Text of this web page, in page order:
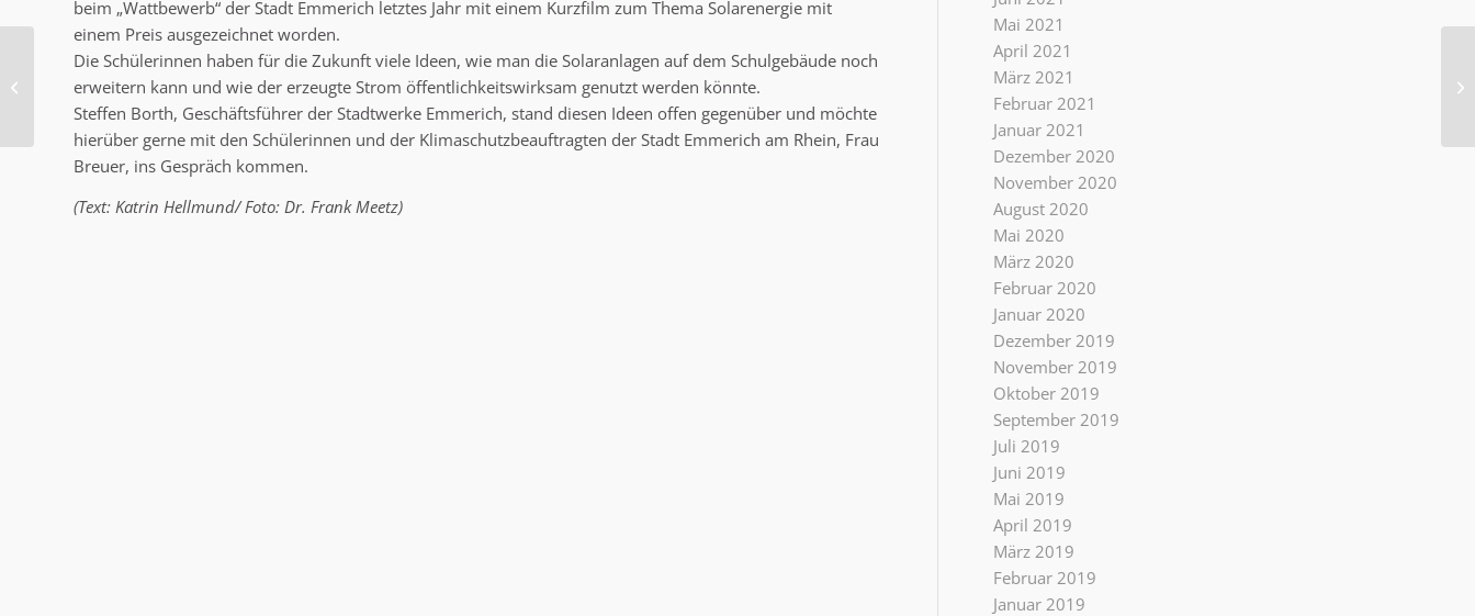
beim „Wattbewerb“ der Stadt Emmerich letztes Jahr mit einem Kurzfilm zum Thema Solarenergie mit
einem Preis ausgezeichnet worden.
Die Schülerinnen haben für die Zukunft viele Ideen, wie man die Solaranlagen auf dem Schulgebäude noch
erweitern kann und wie der erzeugte Strom öffentlichkeitswirksam genutzt werden könnte.
Steffen Borth, Geschäftsführer der Stadtwerke Emmerich, stand diesen Ideen offen gegenüber und möchte
hierüber gerne mit den Schülerinnen und der Klimaschutzbeauftragten der Stadt Emmerich am Rhein, Frau
Breuer, ins Gespräch kommen.
(Text: Katrin Hellmund/ Foto: Dr. Frank Meetz)
Mai 2021
April 2021
März 2021
Februar 2021
Januar 2021
Dezember 2020
November 2020
August 2020
Mai 2020
März 2020
Februar 2020
Januar 2020
Dezember 2019
November 2019
Oktober 2019
September 2019
Juli 2019
Juni 2019
Mai 2019
April 2019
März 2019
Februar 2019
Januar 2019
Wirtschaft vor Ort